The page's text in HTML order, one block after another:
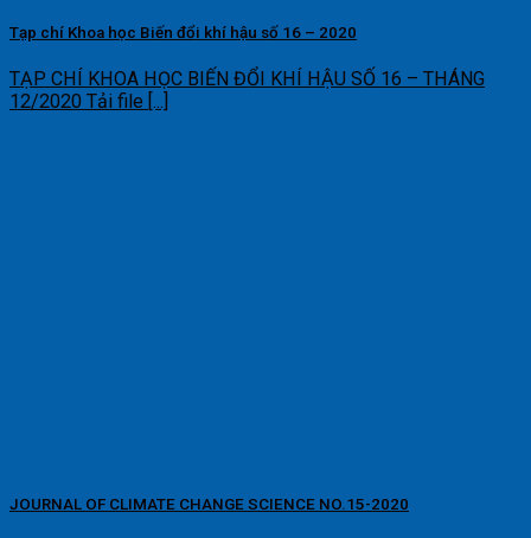
Tạp chí Khoa học Biến đổi khí hậu số 16 – 2020
TẠP CHÍ KHOA HỌC BIẾN ĐỔI KHÍ HẬU SỐ 16 – THÁNG
12/2020 Tải file [...]
JOURNAL OF CLIMATE CHANGE SCIENCE NO.15-2020